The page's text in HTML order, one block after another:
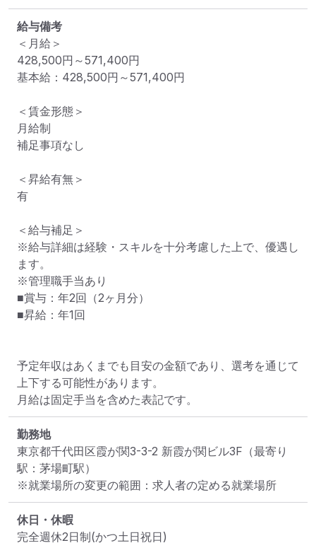
給与備考
＜月給＞
428,500円～571,400円
基本給：428,500円～571,400円
＜賃金形態＞
月給制
補足事項なし
＜昇給有無＞
有
＜給与補足＞
※給与詳細は経験・スキルを十分考慮した上で、優遇し
ます。
※管理職手当あり
■賞与：年2回（2ヶ月分）
■昇給：年1回
予定年収はあくまでも目安の金額であり、選考を通じて
上下する可能性があります。
月給は固定手当を含めた表記です。
勤務地
東京都千代田区霞が関3-3-2 新霞が関ビル3F （最寄り
駅：茅場町駅）
※就業場所の変更の範囲：求人者の定める就業場所
休日・休暇
完全週休2日制(かつ土日祝日)